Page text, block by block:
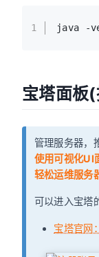
1 java -
宝塔面板
管理服务器，
使用可视化UI
轻松运维服务
可以进入宝塔
宝塔官